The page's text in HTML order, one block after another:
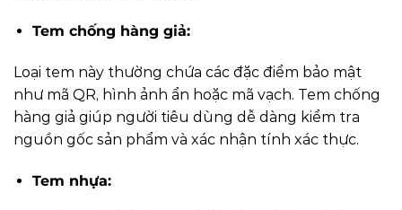
Tem chống hàng giả:
Loại tem này thường chứa các đặc điểm bảo mật
như mã QR, hình ảnh ẩn hoặc mã vạch. Tem chống
hàng giả giúp người tiêu dùng dễ dàng kiểm tra
nguồn gốc sản phẩm và xác nhận tính xác thực.
Tem nhựa: